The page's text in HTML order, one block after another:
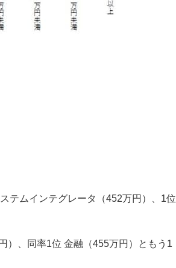
テムインテグレータ（452万円）、1位
）、同率1位 金融（455万円）ともう1